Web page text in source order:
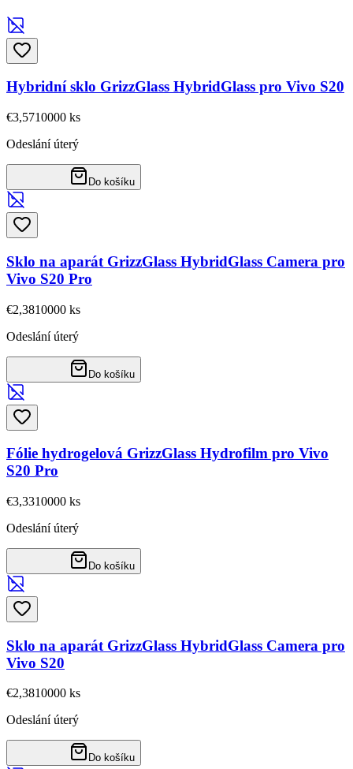
Hybridní sklo GrizzGlass HybridGlass pro Vivo S20
€3,5710000 ks
Odeslání úterý
Do košíku
Sklo na aparát GrizzGlass HybridGlass Camera pro
Vivo S20 Pro
€2,3810000 ks
Odeslání úterý
Do košíku
Fólie hydrogelová GrizzGlass Hydrofilm pro Vivo
S20 Pro
€3,3310000 ks
Odeslání úterý
Do košíku
Sklo na aparát GrizzGlass HybridGlass Camera pro
Vivo S20
€2,3810000 ks
Odeslání úterý
Do košíku